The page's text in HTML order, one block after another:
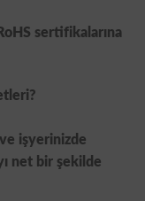
sertifikalarına
işyerinizde
net bir şekilde